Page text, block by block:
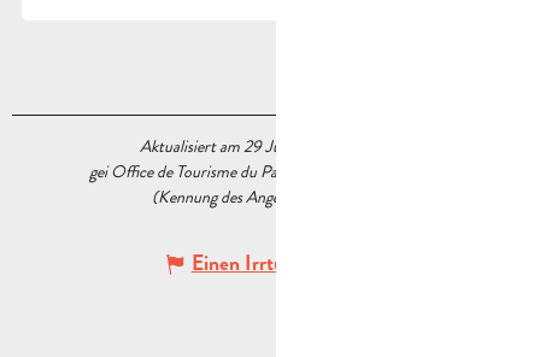
Aktualisiert am 29 Juli 2026 Um 13:58
gei Office de Tourisme du Pays d’Aubagne et de l’Étoile
(Kennung des Angebots :
Einen Irrtum angeben